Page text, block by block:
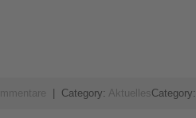
| Category: AktuellesCategory: